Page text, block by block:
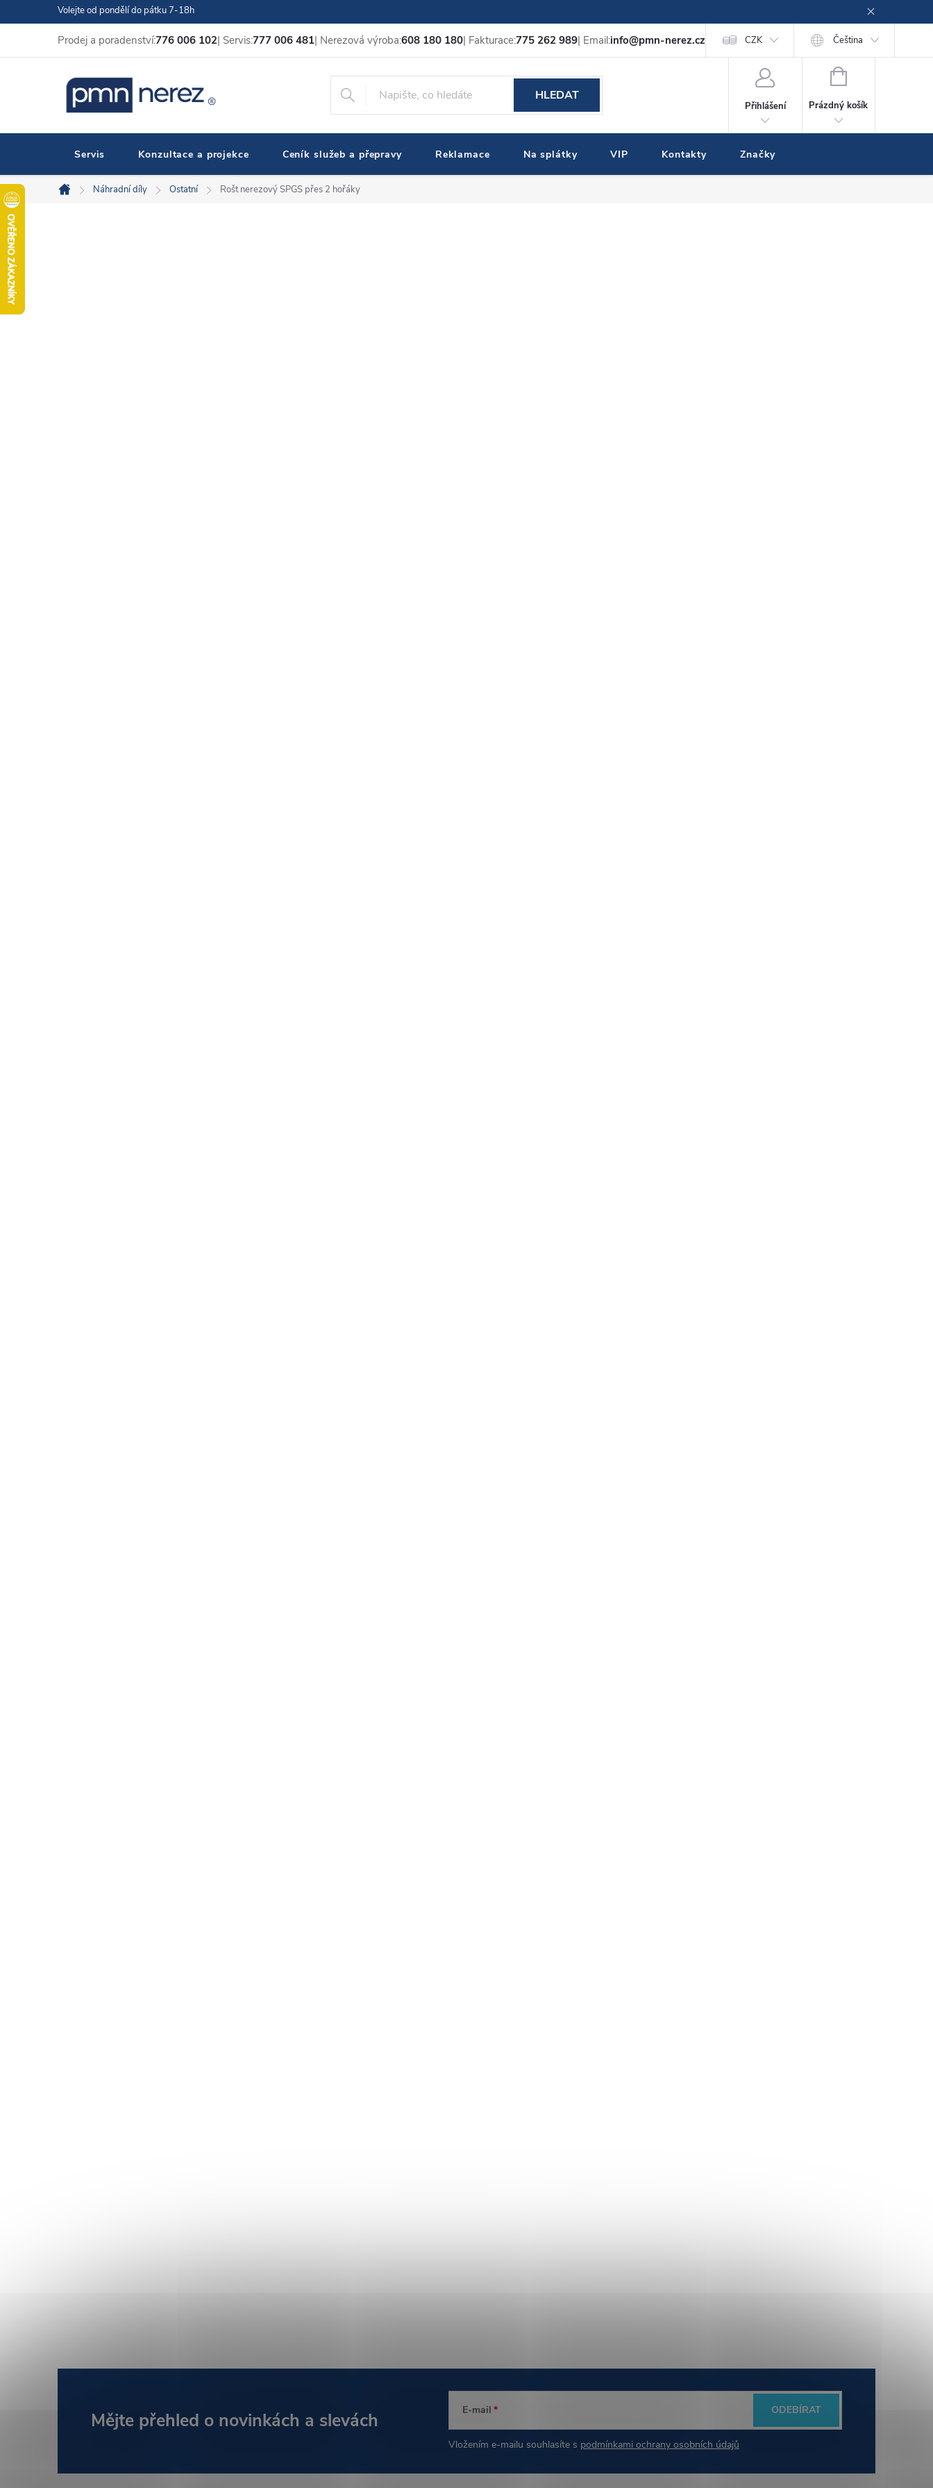
na
Volejte od pondělí do pátku 7-18h
Prodej a poradenství:776 006 102| Servis:777 006 481| Nerezová výroba:608 180 180| Fakturace:775 262 989| Email:info@pmn-nerez.cz CZK Čeština
HLEDAT
Přihlášení
NÁKUPNÍ
Prázdný košík
Servis Konzultace a projekce Ceník služeb a přepravy Reklamace Na splátky VIP Kontakty Značky
Domů
Náhradní díly Ostatní Rošt nerezový SPGS přes 2 hořáky
Mějte přehled o novinkách a slevách E-mail
Vložením e-mailu souhlasíte s podmínkami ochrany osobních údajů
ODEBÍRAT